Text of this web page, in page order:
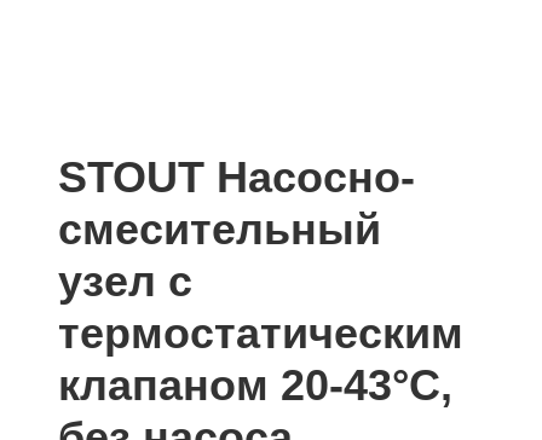
STOUT Насосно-
смесительный
узел с
термостатическим
клапаном 20-43°C,